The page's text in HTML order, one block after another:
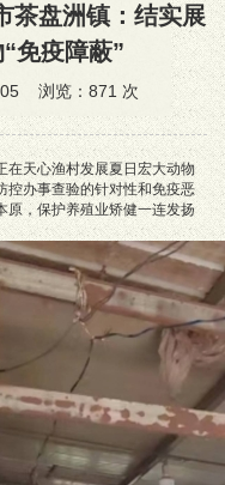
茶盘洲镇：结实展
免疫障蔽”
浏览： 871 次
天心渔村发展夏日宏大动物
控办事查验的针对性和免疫恶
原，保护养殖业矫健一连发扬